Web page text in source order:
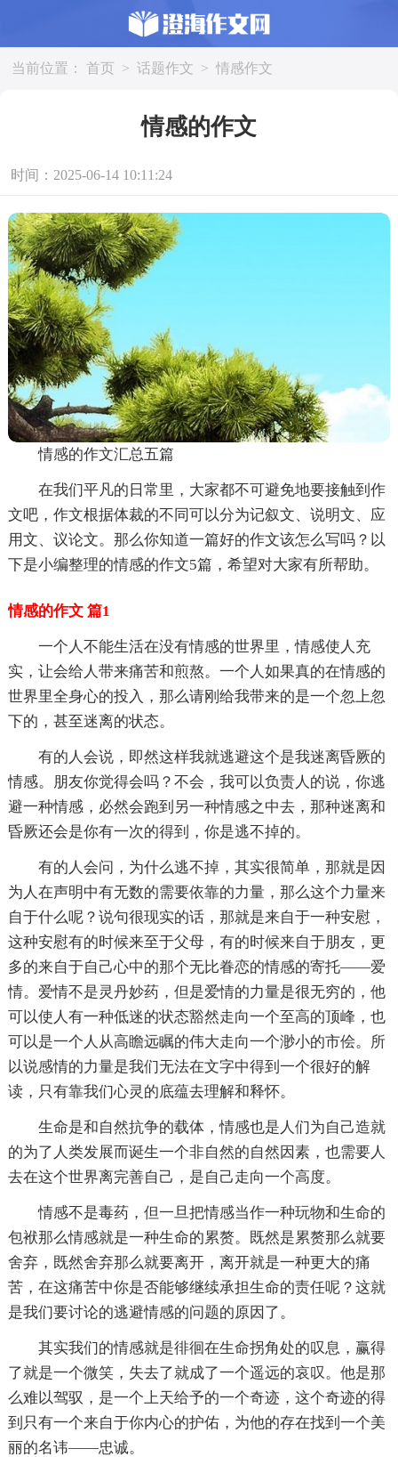
当前位置： 首页 > 话题作文 > 情感作文
情感的作文
时间：2025-06-14 10:11:24
情感的作文汇总五篇
在我们平凡的日常里，大家都不可避免地要接触到作
文吧，作文根据体裁的不同可以分为记叙文、说明文、应
用文、议论文。那么你知道一篇好的作文该怎么写吗？以
下是小编整理的情感的作文5篇，希望对大家有所帮助。
情感的作文 篇1
一个人不能生活在没有情感的世界里，情感使人充
实，让会给人带来痛苦和煎熬。一个人如果真的在情感的
世界里全身心的投入，那么请刚给我带来的是一个忽上忽
下的，甚至迷离的状态。
有的人会说，即然这样我就逃避这个是我迷离昏厥的
情感。朋友你觉得会吗？不会，我可以负责人的说，你逃
避一种情感，必然会跑到另一种情感之中去，那种迷离和
昏厥还会是你有一次的得到，你是逃不掉的。
有的人会问，为什么逃不掉，其实很简单，那就是因
为人在声明中有无数的需要依靠的力量，那么这个力量来
自于什么呢？说句很现实的话，那就是来自于一种安慰，
这种安慰有的时候来至于父母，有的时候来自于朋友，更
多的来自于自己心中的那个无比眷恋的情感的寄托——爱
情。爱情不是灵丹妙药，但是爱情的力量是很无穷的，他
可以使人有一种低迷的状态豁然走向一个至高的顶峰，也
可以是一个人从高瞻远瞩的伟大走向一个渺小的市侩。所
以说感情的力量是我们无法在文字中得到一个很好的解
读，只有靠我们心灵的底蕴去理解和释怀。
生命是和自然抗争的载体，情感也是人们为自己造就
的为了人类发展而诞生一个非自然的自然因素，也需要人
去在这个世界离完善自己，是自己走向一个高度。
情感不是毒药，但一旦把情感当作一种玩物和生命的
包袱那么情感就是一种生命的累赘。既然是累赘那么就要
舍弃，既然舍弃那么就要离开，离开就是一种更大的痛
苦，在这痛苦中你是否能够继续承担生命的责任呢？这就
是我们要讨论的逃避情感的问题的原因了。
其实我们的情感就是徘徊在生命拐角处的叹息，赢得
了就是一个微笑，失去了就成了一个遥远的哀叹。他是那
么难以驾驭，是一个上天给予的一个奇迹，这个奇迹的得
到只有一个来自于你内心的护佑，为他的存在找到一个美
丽的名讳——忠诚。